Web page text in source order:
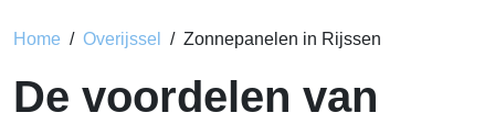
Home Overijssel Zonnepanelen in Rijssen
De voordelen van